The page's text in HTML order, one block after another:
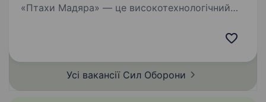
«Птахи Мадяра» — це високотехнологічний
безпілотних…
Усі вакансії Сил Оборони